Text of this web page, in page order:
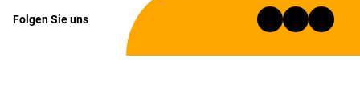
Folgen Sie uns